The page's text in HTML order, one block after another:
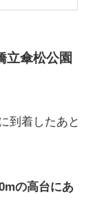
傘松公園
到着したあと
の高台にあ